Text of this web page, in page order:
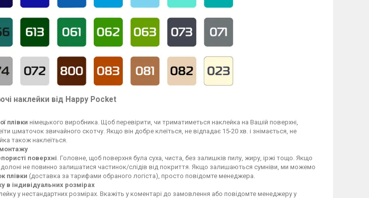
наклейки від Happy Pocket
плівки німецького виробника. Щоб перевірити, чи триматиметься наклейка на Вашій поверхні,
шматочок звичайного скотчу. Якщо він добре клеїться, не відпадає 15-20 хв. і знімається, не
також наклеїться.
монтажу
поверхні . Головне, щоб поверхня була суха, чиста, без залишків пилу, жиру, іржі тощо. Якщо
не повинно залишатися частинок/слідів від покриття. Якщо залишаються сумніви, ми можемо
плівки (доставка за тарифами обраного логіста), просто повідомте менеджера.
в індивідуальних розмірах
у нестандартних розмірах. Вкажіть у коментарі до замовлення або повідомте менеджеру у